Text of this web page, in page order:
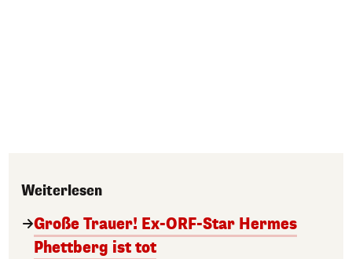
Weiterlesen
Große Trauer! Ex-ORF-Star Hermes
Phettberg ist tot